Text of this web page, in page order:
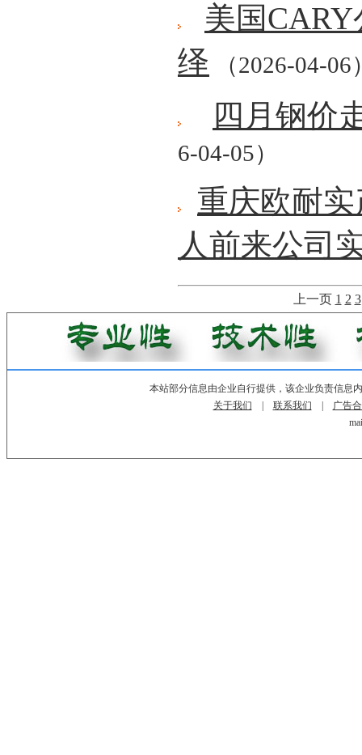
美国
绎 （2026-04-06
四月钢价
6-04-05）
重庆欧耐
人前来公司
上一页 1 2 3
本站部分信息由企业自行提供，该企业负责信息
关于我们
联系我们
广告